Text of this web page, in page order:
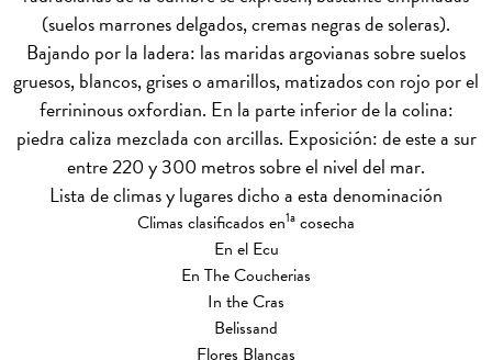
(suelos marrones delgados, cremas negras de soleras).
Bajando por la ladera: las maridas argovianas sobre suelos
gruesos, blancos, grises o amarillos, matizados con rojo por el
ferrininous oxfordian. En la parte inferior de la colina:
piedra caliza mezclada con arcillas. Exposición: de este a sur
entre 220 y 300 metros sobre el nivel del mar.
Lista de climas y lugares dicho a esta denominación
Climas clasificados en1a cosecha
En el Ecu
En The Coucherias
In the Cras
Belissand